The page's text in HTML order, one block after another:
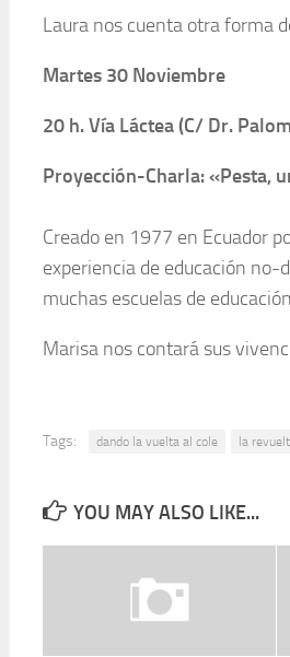
Laura nos cuenta otra forma
Martes 30 Noviembre
20 h. Vía Láctea (C/ Dr.
Proyección-Charla: «Pesta,
Creado en 1977 en Ecuador
experiencia de educación
muchas escuelas de
Marisa nos contará sus
Tags: dando la vuelta al cole la
YOU MAY ALSO LIKE...